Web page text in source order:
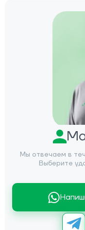
Мы отвечаем в
Выберите